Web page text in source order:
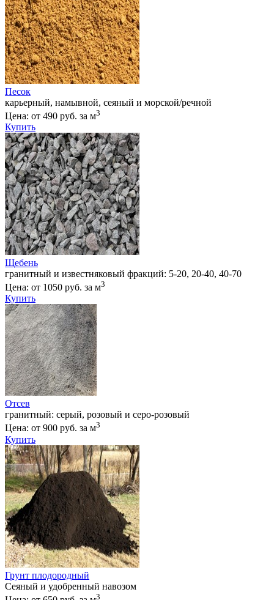
Песок
карьерный, намывной, сеяный и морской/речной
Цена: от 490 руб. за м3
Купить
Щебень
гранитный и известняковый фракций: 5-20, 20-40, 40-70
Цена: от 1050 руб. за м3
Купить
Отсев
гранитный: серый, розовый и серо-розовый
Цена: от 900 руб. за м3
Купить
Грунт плодородный
Сеяный и удобренный навозом
3